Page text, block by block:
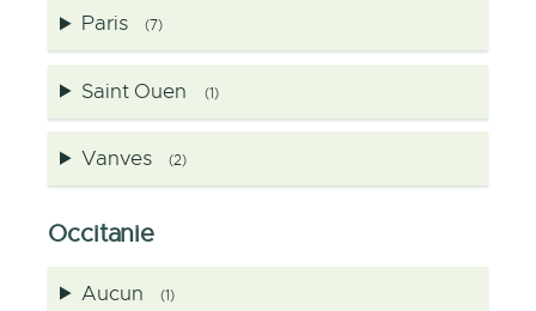
Paris (7)
Saint Ouen (1)
Vanves (2)
Occitanie
Aucun (1)